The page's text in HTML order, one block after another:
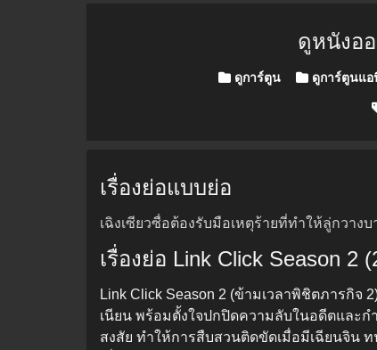
ดูหนังอ
Posted in
ดูการ์ตูน ดูการ์ตูนแ
เรื่องย่อแบบย่อ
เฉิงเซียวซื่อต้องรับมือเหตุร้ายที่ทำให้ลู่กวา
เรื่องย่อ Link Click Season
Link Click Season 2 (ข้ามเวลาพิชิตภารกิ
เนียน พร้อมตั้งใจปกปิดความลับในอดีตและก
สงสัย ทำให้การสืบสวนติดขัดเมื่อมีเฉียนจิน